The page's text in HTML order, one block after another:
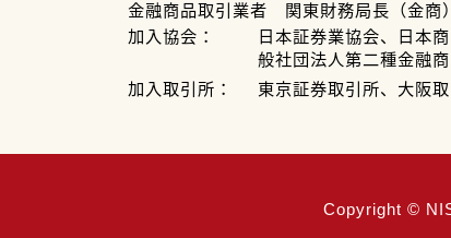
金融商品取引業者 関東財務局長（金
加入協会：
日本証券業協会、日本
般社団法人第二種金融
加入取引所：
東京証券取引所、大阪
Copyright ©